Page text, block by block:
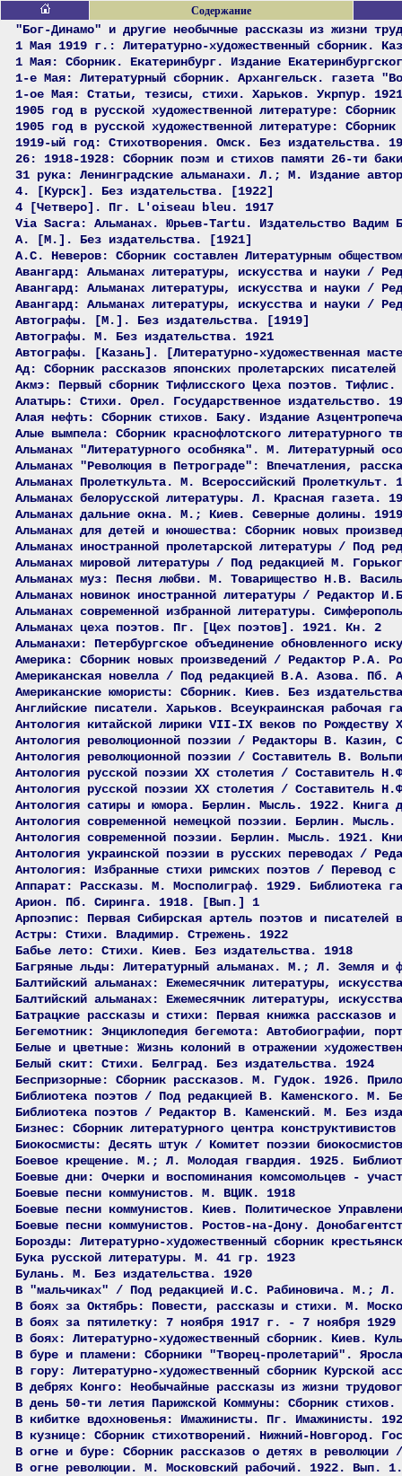
Содержание
"Бог-Динамо" и другие необычные рассказы из жизни
1 Мая 1919 г.: Литературно-художественный сборник.
1 Мая: Сборник. Екатеринбург. Издание
1-е Мая: Литературный сборник. Архангельск. газета
1-ое Мая: Статьи, тезисы, стихи. Харьков. Укрпур. 1921
1905 год в русской художественной литературе:
1905 год в русской художественной литературе:
1919-ый год: Стихотворения. Омск. Без издательства.
26: 1918-1928: Сборник поэм и стихов памяти 26-ти
31 рука: Ленинградские альманахи. Л.; М. Издание
4. [Курск]. Без издательства. [1922]
4 [Четверо]. Пг. L'oiseau bleu. 1917
Via Sacra: Альманах. Юрьев-Tartu. Издательство Вадим
А. [М.]. Без издательства. [1921]
А.С. Неверов: Сборник составлен Литературным
Авангард: Альманах литературы, искусства и науки /
Авангард: Альманах литературы, искусства и науки /
Авангард: Альманах литературы, искусства и науки /
Автографы. [М.]. Без издательства. [1919]
Автографы. М. Без издательства. 1921
Автографы. [Казань]. [Литературно-художественная
Ад: Сборник рассказов японских пролетарских
Акмэ: Первый сборник Тифлисского Цеха поэтов.
Алатырь: Стихи. Орел. Государственное издательство.
Алая нефть: Сборник стихов. Баку. Издание
Алые вымпела: Сборник краснофлотского литературного
Альманах "Литературного особняка". М. Литературный
Альманах "Революция в Петрограде": Впечатления,
Альманах Пролеткульта. М. Всероссийский Пролеткульт.
Альманах белорусской литературы. Л. Красная газета.
Альманах дальние окна. М.; Киев. Северные долины. 1919
Альманах для детей и юношества: Сборник новых
Альманах иностранной пролетарской литературы / Под
Альманах мировой литературы / Под редакцией М.
Альманах муз: Песня любви. М. Товарищество Н.В.
Альманах новинок иностранной литературы / Редактор
Альманах современной избранной литературы.
Альманах цеха поэтов. Пг. [Цех поэтов]. 1921. Кн. 2
Альманахи: Петербургское объединение обновленного
Америка: Сборник новых произведений / Редактор Р.А.
Американская новелла / Под редакцией В.А. Азова. Пб.
Американские юмористы: Сборник. Киев. Без
Английские писатели. Харьков. Всеукраинская рабочая
Антология китайской лирики VII-IX веков по
Антология революционной поэзии / Редакторы В.
Антология революционной поэзии / Составитель В.
Антология русской поэзии ХХ столетия / Составитель
Антология русской поэзии ХХ столетия /
Антология сатиры и юмора. Берлин. Мысль. 1922. Книга
Антология современной немецкой поэзии. Берлин.
Антология современной поэзии. Берлин. Мысль. 1921.
Антология украинской поэзии в русских переводах /
Антология: Избранные стихи римских поэтов / Перевод
Аппарат: Рассказы. М. Мосполиграф. 1929. Библиотека
Арион. Пб. Сиринга. 1918. [Вып.] 1
Арпоэпис: Первая Сибирская артель поэтов и
Астры: Стихи. Владимир. Стрежень. 1922
Бабье лето: Стихи. Киев. Без издательства. 1918
Багряные льды: Литературный альманах. М.; Л. Земля и
Балтийский альманах: Ежемесячник литературы,
Балтийский альманах: Ежемесячник литературы,
Батрацкие рассказы и стихи: Первая книжка
Бегемотник: Энциклопедия бегемота: Автобиографии,
Белые и цветные: Жизнь колоний в отражении
Белый скит: Стихи. Белград. Без издательства. 1924
Беспризорные: Сборник рассказов. М. Гудок. 1926.
Библиотека поэтов / Под редакцией В. Каменского. М.
Библиотека поэтов / Редактор В. Каменский. М. Без
Бизнес: Сборник литературного центра
Биокосмисты: Десять штук / Комитет поэзии
Боевое крещение. М.; Л. Молодая гвардия. 1925.
Боевые дни: Очерки и воспоминания комсомольцев -
Боевые песни коммунистов. М. ВЦИК. 1918
Боевые песни коммунистов. Киев. Политическое
Боевые песни коммунистов. Ростов-на-Дону.
Борозды: Литературно-художественный сборник
Бука русской литературы. М. 41 гр. 1923
Булань. М. Без издательства. 1920
В "мальчиках" / Под редакцией И.С. Рабиновича. М.; Л.
В боях за Октябрь: Повести, рассказы и стихи. М.
В боях за пятилетку: 7 ноября 1917 г. - 7 ноября
В боях: Литературно-художественный сборник. Киев.
В буре и пламени: Сборники "Творец-пролетарий".
В гору: Литературно-художественный сборник Курской
В дебрях Конго: Необычайные рассказы из жизни
В день 50-ти летия Парижской Коммуны: Сборник стихов.
В кибитке вдохновенья: Имажинисты. Пг. Имажинисты.
В кузнице: Сборник стихотворений. Нижний-Новгород.
В огне и буре: Сборник рассказов о детях в
В огне революции. М. Московский рабочий. 1922. Вып.